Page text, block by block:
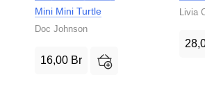
Mini Mini Turtle
Doc Johnson
16,00 Br
Livia